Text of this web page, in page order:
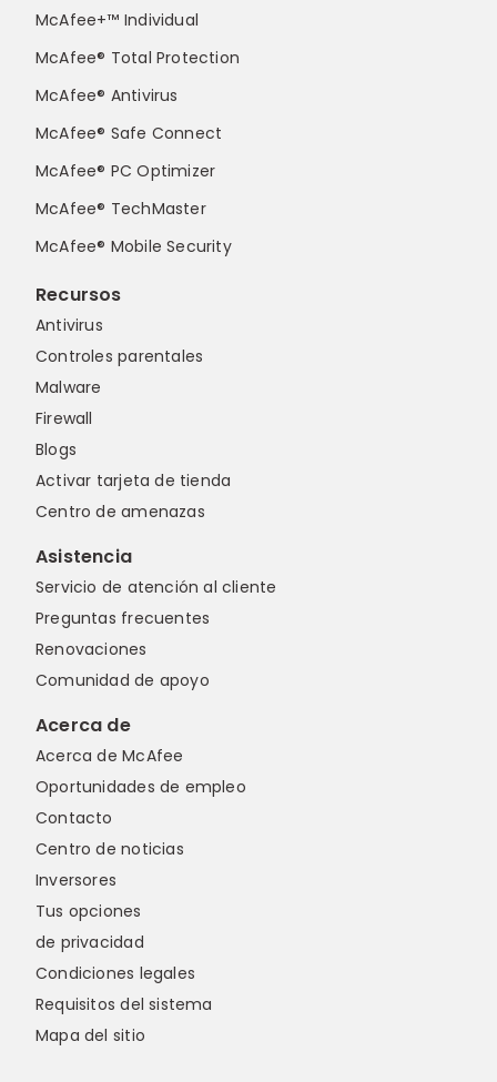
McAfee+™ Individual
McAfee® Total Protection
McAfee® Antivirus
McAfee® Safe Connect
McAfee® PC Optimizer
McAfee® TechMaster
McAfee® Mobile Security
Recursos
Antivirus
Controles parentales
Malware
Firewall
Blogs
Activar tarjeta de tienda
Centro de amenazas
Asistencia
Servicio de atención al cliente
Preguntas frecuentes
Renovaciones
Comunidad de apoyo
Acerca de
Acerca de McAfee
Oportunidades de empleo
Contacto
Centro de noticias
Inversores
Tus opciones
de privacidad
Condiciones legales
Requisitos del sistema
Mapa del sitio